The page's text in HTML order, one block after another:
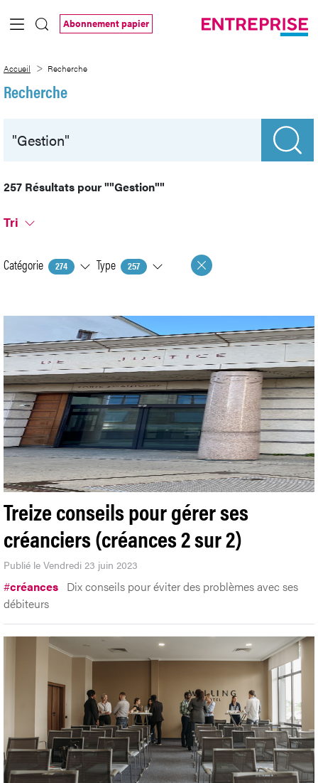
Saut au contenu principal
Abonnement papier
Accueil Recherche
Recherche
257 Résultats pour""Gestion""
Tri
Catégorie 274 Type 257
Treize conseils pour gérer ses
créanciers (créances 2 sur 2)
Publié le Vendredi 23 juin 2023
#créances Dix conseils pour éviter des problèmes avec ses
débiteurs